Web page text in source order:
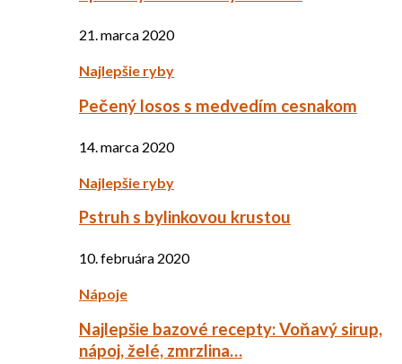
21. marca 2020
Najlepšie ryby
Pečený losos s medvedím cesnakom
14. marca 2020
Najlepšie ryby
Pstruh s bylinkovou krustou
10. februára 2020
Nápoje
Najlepšie bazové recepty: Voňavý sirup,
nápoj, želé, zmrzlina…